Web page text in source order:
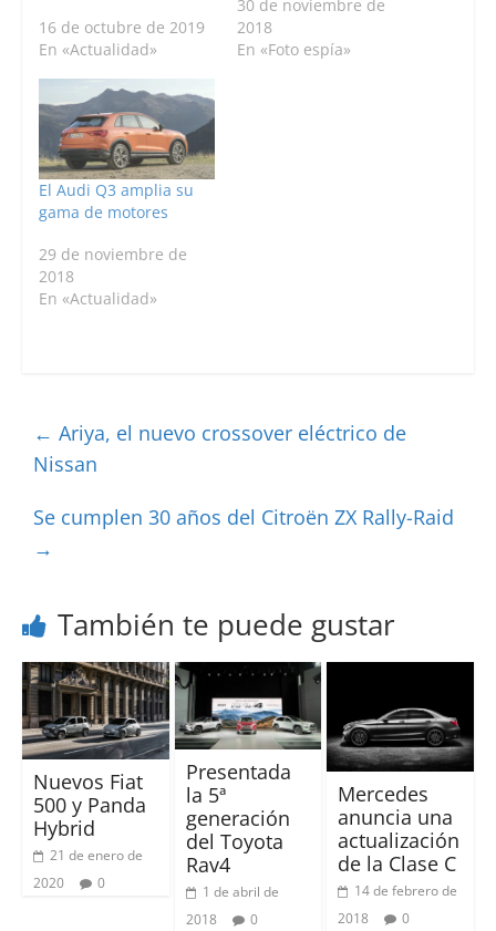
16 de octubre de 2019
En «Actualidad»
30 de noviembre de
2018
En «Foto espía»
El Audi Q3 amplia su
gama de motores
29 de noviembre de
2018
En «Actualidad»
← Ariya, el nuevo crossover eléctrico de
Nissan
Se cumplen 30 años del Citroën ZX Rally-Raid
→
También te puede gustar
Nuevos Fiat
500 y Panda
Hybrid
21 de enero de
2020
0
Presentada
la 5ª
generación
del Toyota
Rav4
1 de abril de
2018
0
Mercedes
anuncia una
actualización
de la Clase C
14 de febrero de
2018
0